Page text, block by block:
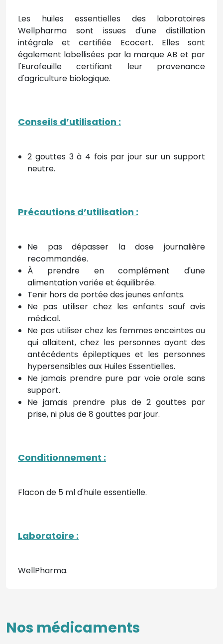
Les huiles essentielles des laboratoires
Wellpharma sont issues d'une distillation
intégrale et certifiée Ecocert. Elles sont
également labellisées par la marque AB et par
l'Eurofeuille certifiant leur provenance
d'agriculture biologique.
Conseils d’utilisation :
2 gouttes 3 à 4 fois par jour sur un support
neutre.
Précautions d’utilisation :
Ne pas dépasser la dose journalière
recommandée.
À prendre en complément d'une
alimentation variée et équilibrée.
Tenir hors de portée des jeunes enfants.
Ne pas utiliser chez les enfants sauf avis
médical.
Ne pas utiliser chez les femmes enceintes ou
qui allaitent, chez les personnes ayant des
antécédents épileptiques et les personnes
hypersensibles aux Huiles Essentielles.
Ne jamais prendre pure par voie orale sans
support.
Ne jamais prendre plus de 2 gouttes par
prise, ni plus de 8 gouttes par jour.
Conditionnement :
Flacon de 5 ml d'huile essentielle.
Laboratoire :
WellPharma.
Nos médicaments